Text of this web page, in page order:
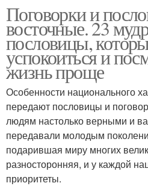
Поговорки и
восточные. 23
пословицы,
успокоиться и
жизнь проще
Особенности национального
передают пословицы и
людям настолько верными и
передавали молодым
подарившая миру многих
разносторонняя, и у каждой
приоритеты.